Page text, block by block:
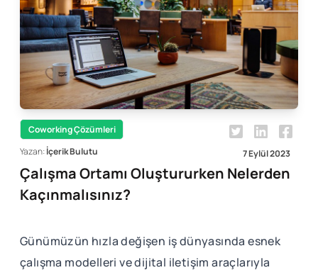
Coworking Çözümleri
Yazan:İçerik Bulutu 7 Eylül 2023
Çalışma Ortamı Oluştururken Nelerden
Kaçınmalısınız?
Günümüzün hızla değişen iş dünyasında esnek
çalışma modelleri ve dijital iletişim araçlarıyla